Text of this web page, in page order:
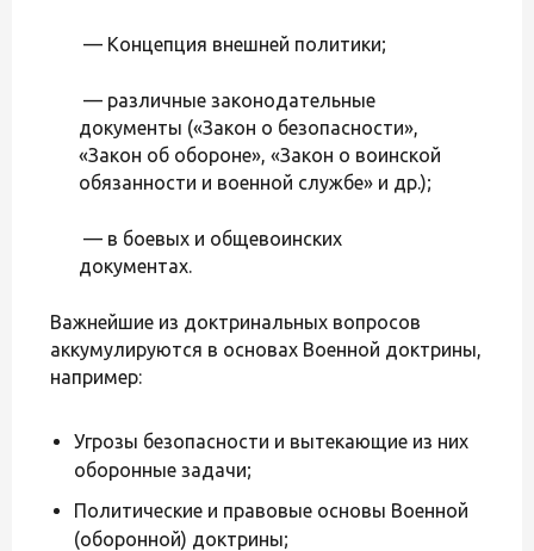
— Концепция внешней политики;
— различные законодательные
документы («Закон о безопасности»,
«Закон об обороне», «Закон о воинской
обязанности и военной службе» и др.);
— в боевых и общевоинских
документах.
Важнейшие из доктринальных вопросов
аккумулируются в основах Военной доктрины,
например:
Угрозы безопасности и вытекающие из них
оборонные задачи;
Политические и правовые основы Военной
(оборонной) доктрины;